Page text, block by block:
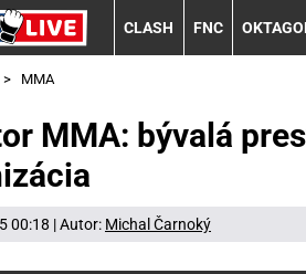
CLASH FNC
> MMA
MMA: bývalá
00:18 | Autor: Michal Čarnoký